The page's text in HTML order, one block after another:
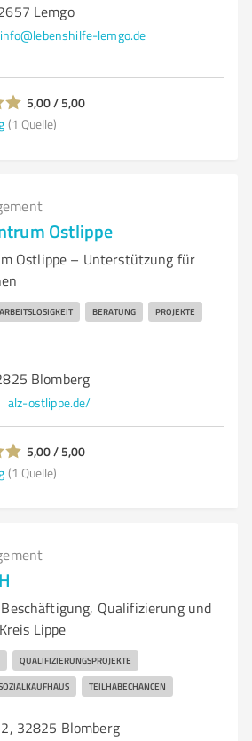
Lemgo
info@lebenshilfe-lemgo.de
5,00 / 5,00
(1 Quelle)
Ostlippe
Ostlippe – Unterstützung für
ARBEITSLOSIGKEIT BERATUNG PROJEKTE
Blomberg
alz-ostlippe.de/
5,00 / 5,00
(1 Quelle)
Qualifizierung und
Lippe
QUALIFIZIERUNGSPROJEKTE
TEILHABECHANCEN
32825 Blomberg